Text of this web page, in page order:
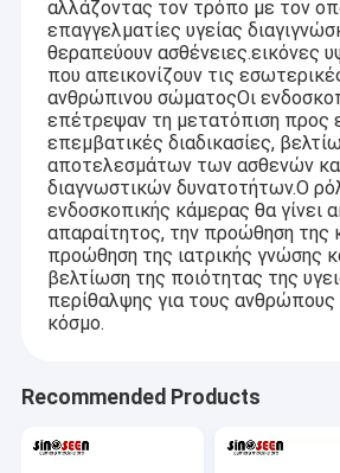
αλλάζοντας τον τρόπο με τον
επαγγελματίες υγείας
θεραπεύουν ασθένειες.εικόνες
που απεικονίζουν τις
ανθρώπινου σώματοςΟι
επέτρεψαν τη μετατόπιση προς
επεμβατικές διαδικασίες,
αποτελεσμάτων των ασθενών
διαγνωστικών δυνατοτήτων.Ο
ενδοσκοπικής κάμερας θα γίνει
απαραίτητος, την προώθηση της
προώθηση της ιατρικής γνώσης
βελτίωση της ποιότητας της
περίθαλψης για τους
κόσμο.
Recommended Products